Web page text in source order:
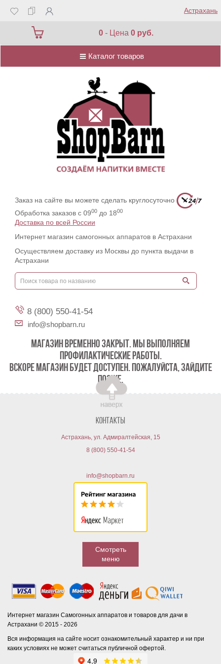
Астрахань
0 - Цена0 руб.
Каталог товаров
Каталог товаров
Заказ на сайте вы можете сделать круглосуточно
Обработка заказов с 0900 до 1800
Доставка по всей России
Интернет магазин самогонных аппаратов в Астрахани
Осуществляем доставку из Москвы до пункта выдачи в
Астрахани
8 (800) 550-41-54
info@shopbarn.ru
МАГАЗИН ВРЕМЕННО ЗАКРЫТ. МЫ ВЫПОЛНЯЕМ
ПРОФИЛАКТИЧЕСКИЕ РАБОТЫ.
ВСКОРЕ МАГАЗИН БУДЕТ ДОСТУПЕН. ПОЖАЛУЙСТА, ЗАЙДИТЕ
ПОЗЖЕ.
Контакты
Астрахань, ул. Адмиралтейская, 15
8 (800) 550-41-54
info@shopbarn.ru
Смотреть
меню
Интернет магазин Самогонных аппаратов и товаров для дачи в
Астрахани © 2015 - 2026
Вся информация на сайте носит ознакомительный характер и ни при
каких условиях не может считаться публичной офертой.